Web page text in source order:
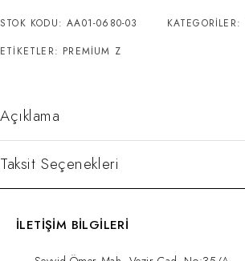
STOK KODU:AA01-0680-03 KATEGORILER:
ETIKETLER: PREMIUM Z
Açıklama
Taksit Seçenekleri
İLETİŞİM BİLGİLERİ